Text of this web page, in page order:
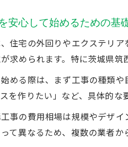
安心して始めるための基
住宅の外回りやエクステリ
求められます。特に茨城県筑
める際は、まず工事の種類
を作りたい」など、具体的な
事の費用相場は規模やデザ
て異なるため、複数の業者か